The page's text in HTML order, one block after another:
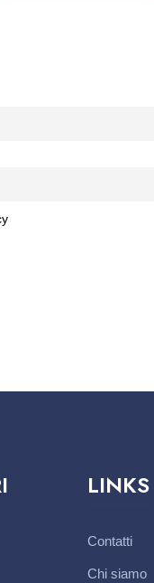
LINKS
Contatti
Chi siamo